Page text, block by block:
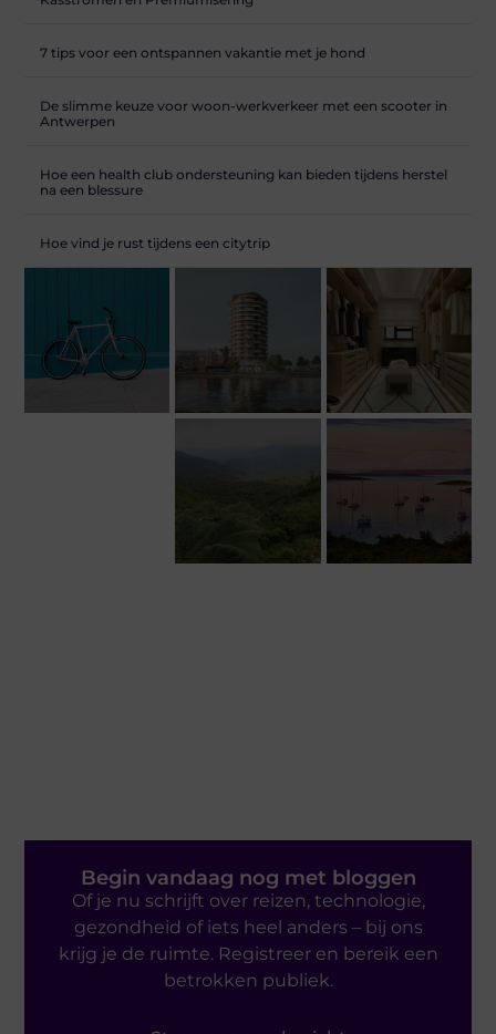
7 tips voor een ontspannen vakantie met je hond
De slimme keuze voor woon-werkverkeer met een scooter in
Antwerpen
Hoe een health club ondersteuning kan bieden tijdens herstel
na een blessure
Hoe vind je rust tijdens een citytrip
Begin vandaag nog met bloggen
Of je nu schrijft over reizen, technologie,
gezondheid of iets heel anders – bij ons
krijg je de ruimte. Registreer en bereik een
betrokken publiek.